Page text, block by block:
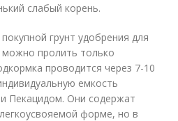
слабый корень.
грунт удобрения для
пролить только
проводится через 7-10
емкость
Пекацидом. Они содержат
форме, но в